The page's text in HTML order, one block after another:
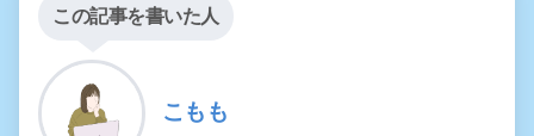
この記事を書いた人
こもも